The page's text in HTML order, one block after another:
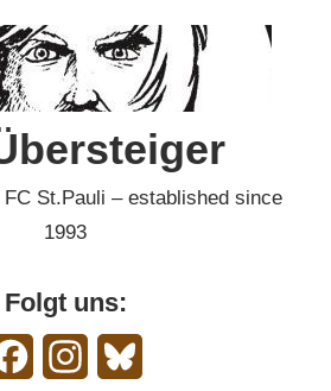
FC St.Pauli – established since
1993
Folgt uns:
FacebookInstagram